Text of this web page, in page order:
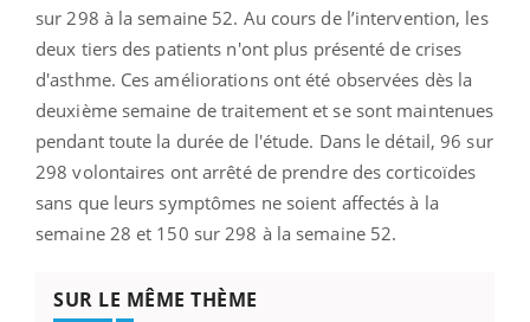
sur 298 à la semaine 52. Au cours de l’intervention, les
deux tiers des patients n'ont plus présenté de crises
d'asthme. Ces améliorations ont été observées dès la
deuxième semaine de traitement et se sont maintenues
pendant toute la durée de l'étude. Dans le détail, 96 sur
298 volontaires ont arrêté de prendre des corticoïdes
sans que leurs symptômes ne soient affectés à la
semaine 28 et 150 sur 298 à la semaine 52.
SUR LE MÊME THÈME